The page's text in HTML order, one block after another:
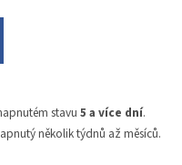
stavu 5 a více dní.
několik týdnů až měsíců.